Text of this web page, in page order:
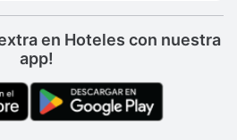
en Hoteles con nuestra
app!